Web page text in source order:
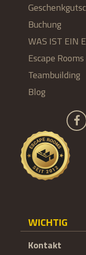
Buchung
WAS IST EIN
Escape Rooms
Teambuilding
Blog
WICHTIG
Kontakt